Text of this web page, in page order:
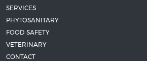
SERVICES
PHYTOSANITARY
FOOD SAFETY
VETERINARY
CONTACT